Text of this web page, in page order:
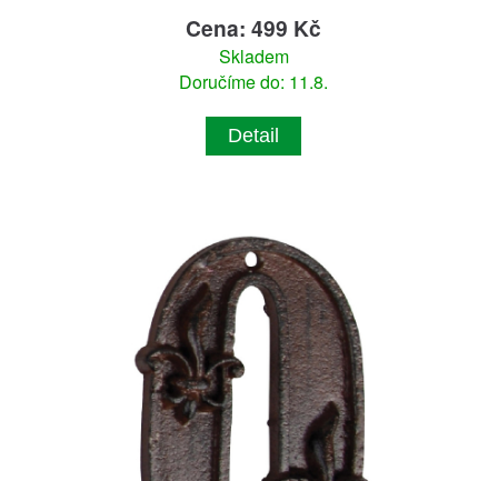
Cena: 499 Kč
Skladem
Doručíme do: 11.8.
Detail